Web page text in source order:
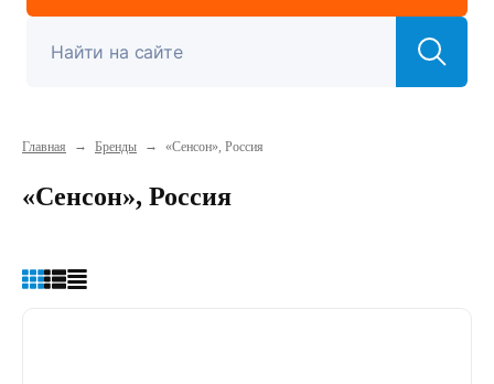
Главная → Бренды → «Сенсон», Россия
«Сенсон», Россия